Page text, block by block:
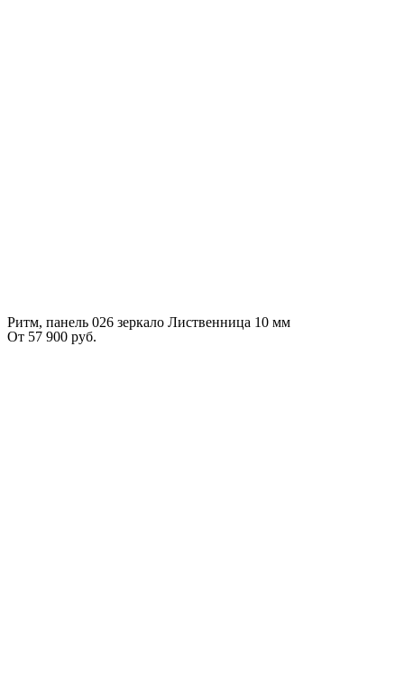
Ритм, панель 026 зеркало Лиственница 10 мм
От 57 900 руб.